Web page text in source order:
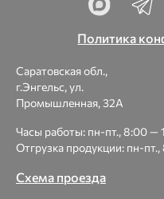
Политика
Саратовская обл.,
г.Энгельс, ул.
Промышленная, 32А
Часы работы: пн-пт., 8:00 —
Отгрузка продукции: пн-
Схема проезда